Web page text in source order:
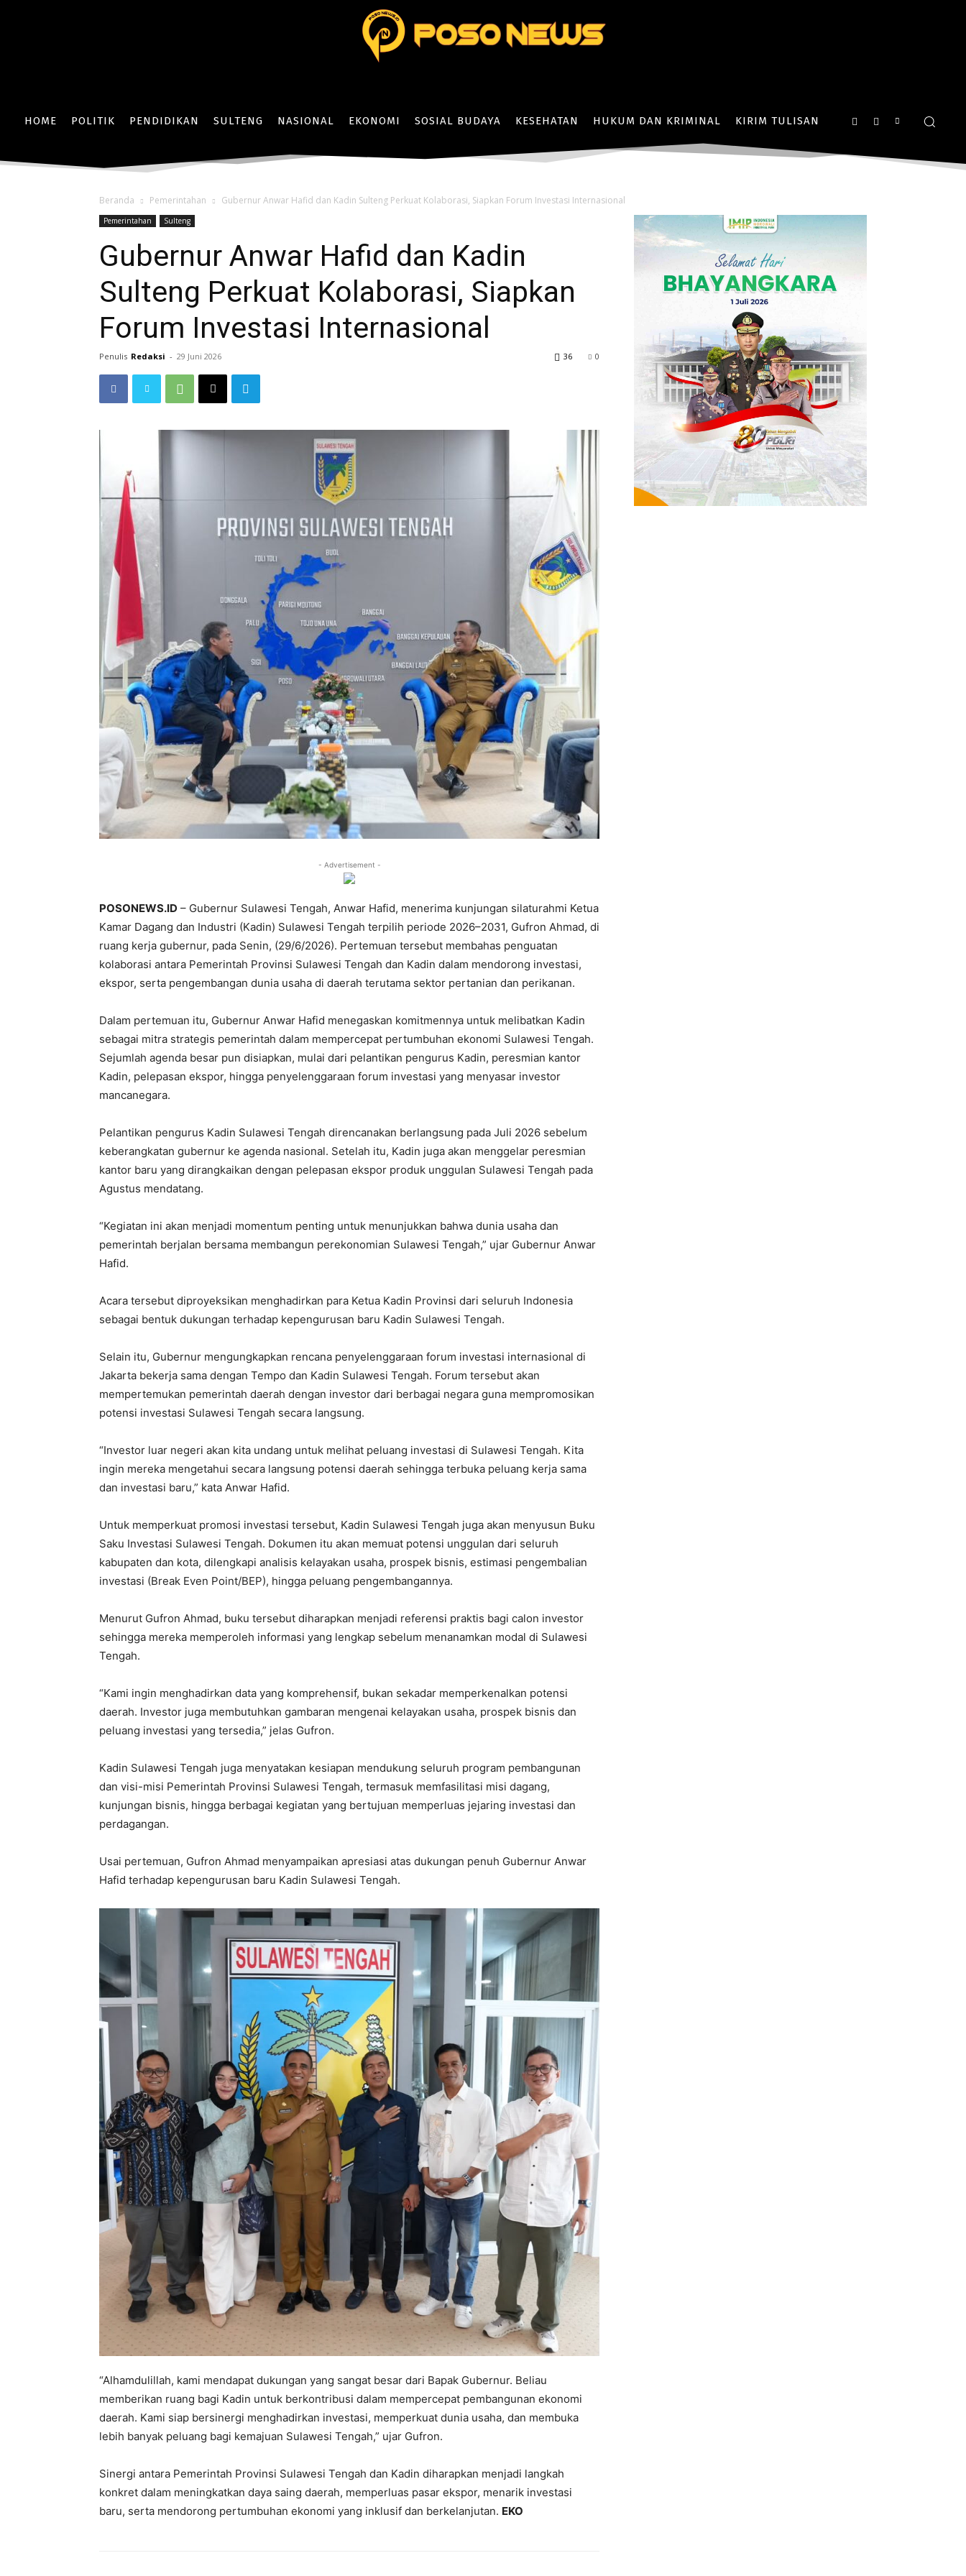
HOME POLITIK PENDIDIKAN SULTENG NASIONAL EKONOMI SOSIAL BUDAYA KESEHATAN HUKUM DAN KRIMINAL KIRIM TULISAN
Beranda Pemerintahan Gubernur Anwar Hafid dan Kadin Sulteng Perkuat Kolaborasi, Siapkan Forum Investasi Internasional
Pemerintahan Sulteng
Gubernur Anwar Hafid dan Kadin
Sulteng Perkuat Kolaborasi, Siapkan
Forum Investasi Internasional
Penulis Redaksi - 29 Juni 2026 0
36
- Advertisement -
POSONEWS.ID – Gubernur Sulawesi Tengah, Anwar Hafid, menerima kunjungan silaturahmi Ketua
Kamar Dagang dan Industri (Kadin) Sulawesi Tengah terpilih periode 2026–2031, Gufron Ahmad, di
ruang kerja gubernur, pada Senin, (29/6/2026). Pertemuan tersebut membahas penguatan
kolaborasi antara Pemerintah Provinsi Sulawesi Tengah dan Kadin dalam mendorong investasi,
ekspor, serta pengembangan dunia usaha di daerah terutama sektor pertanian dan perikanan.
Dalam pertemuan itu, Gubernur Anwar Hafid menegaskan komitmennya untuk melibatkan Kadin
sebagai mitra strategis pemerintah dalam mempercepat pertumbuhan ekonomi Sulawesi Tengah.
Sejumlah agenda besar pun disiapkan, mulai dari pelantikan pengurus Kadin, peresmian kantor
Kadin, pelepasan ekspor, hingga penyelenggaraan forum investasi yang menyasar investor
mancanegara.
Pelantikan pengurus Kadin Sulawesi Tengah direncanakan berlangsung pada Juli 2026 sebelum
keberangkatan gubernur ke agenda nasional. Setelah itu, Kadin juga akan menggelar peresmian
kantor baru yang dirangkaikan dengan pelepasan ekspor produk unggulan Sulawesi Tengah pada
Agustus mendatang.
“Kegiatan ini akan menjadi momentum penting untuk menunjukkan bahwa dunia usaha dan
pemerintah berjalan bersama membangun perekonomian Sulawesi Tengah,” ujar Gubernur Anwar
Hafid.
Acara tersebut diproyeksikan menghadirkan para Ketua Kadin Provinsi dari seluruh Indonesia
sebagai bentuk dukungan terhadap kepengurusan baru Kadin Sulawesi Tengah.
Selain itu, Gubernur mengungkapkan rencana penyelenggaraan forum investasi internasional di
Jakarta bekerja sama dengan Tempo dan Kadin Sulawesi Tengah. Forum tersebut akan
mempertemukan pemerintah daerah dengan investor dari berbagai negara guna mempromosikan
potensi investasi Sulawesi Tengah secara langsung.
“Investor luar negeri akan kita undang untuk melihat peluang investasi di Sulawesi Tengah. Kita
ingin mereka mengetahui secara langsung potensi daerah sehingga terbuka peluang kerja sama
dan investasi baru,” kata Anwar Hafid.
Untuk memperkuat promosi investasi tersebut, Kadin Sulawesi Tengah juga akan menyusun Buku
Saku Investasi Sulawesi Tengah. Dokumen itu akan memuat potensi unggulan dari seluruh
kabupaten dan kota, dilengkapi analisis kelayakan usaha, prospek bisnis, estimasi pengembalian
investasi (Break Even Point/BEP), hingga peluang pengembangannya.
Menurut Gufron Ahmad, buku tersebut diharapkan menjadi referensi praktis bagi calon investor
sehingga mereka memperoleh informasi yang lengkap sebelum menanamkan modal di Sulawesi
Tengah.
“Kami ingin menghadirkan data yang komprehensif, bukan sekadar memperkenalkan potensi
daerah. Investor juga membutuhkan gambaran mengenai kelayakan usaha, prospek bisnis dan
peluang investasi yang tersedia,” jelas Gufron.
Kadin Sulawesi Tengah juga menyatakan kesiapan mendukung seluruh program pembangunan
dan visi-misi Pemerintah Provinsi Sulawesi Tengah, termasuk memfasilitasi misi dagang,
kunjungan bisnis, hingga berbagai kegiatan yang bertujuan memperluas jejaring investasi dan
perdagangan.
Usai pertemuan, Gufron Ahmad menyampaikan apresiasi atas dukungan penuh Gubernur Anwar
Hafid terhadap kepengurusan baru Kadin Sulawesi Tengah.
“Alhamdulillah, kami mendapat dukungan yang sangat besar dari Bapak Gubernur. Beliau
memberikan ruang bagi Kadin untuk berkontribusi dalam mempercepat pembangunan ekonomi
daerah. Kami siap bersinergi menghadirkan investasi, memperkuat dunia usaha, dan membuka
lebih banyak peluang bagi kemajuan Sulawesi Tengah,” ujar Gufron.
Sinergi antara Pemerintah Provinsi Sulawesi Tengah dan Kadin diharapkan menjadi langkah
konkret dalam meningkatkan daya saing daerah, memperluas pasar ekspor, menarik investasi
baru, serta mendorong pertumbuhan ekonomi yang inklusif dan berkelanjutan. EKO